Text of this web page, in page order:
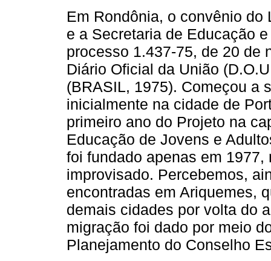
Em Rondônia, o convênio
e a Secretaria de Educação
processo 1.437-75, de 20 de
Diário Oficial da União
(BRASIL, 1975). Começou a
inicialmente na cidade de
primeiro ano do Projeto na
Educação de Jovens e
foi fundado apenas em
improvisado. Percebemos,
encontradas em Ariquemes,
demais cidades por volta do
migração foi dado por meio
Planejamento do Conselho